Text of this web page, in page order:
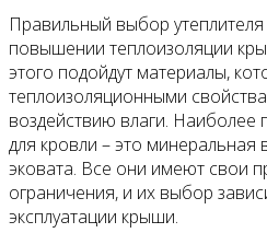
Правильный выбор
повышении теплоизоляции
этого подойдут материалы,
теплоизоляционными
воздействию влаги. Наиболее
для кровли – это минеральная
эковата. Все они имеют свои
ограничения, и их выбор
эксплуатации крыши.